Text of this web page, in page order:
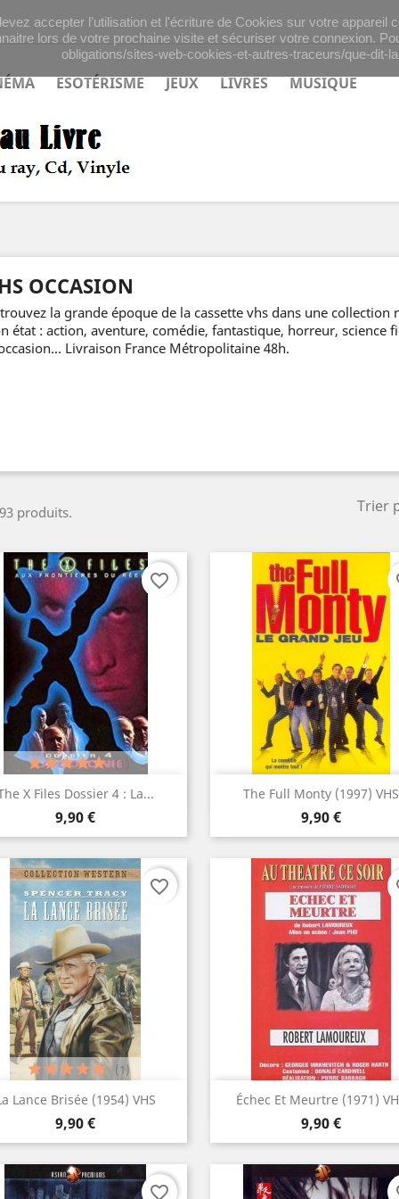
accepter l’utilisation et l'écriture de Cookies sur votre
lors de votre prochaine visite et sécuriser votre connexion.
obligations/sites-web-cookies-et-autres-traceurs/que-dit-
ESOTÉRISME JEUX LIVRES MUSIQUE
OCCASION
la grande époque de la cassette vhs dans une collection
état : action, aventure, comédie, fantastique, horreur, science
Livraison France Métropolitaine 48h.
produits.
Trier
X Files Dossier 4 : La...
Prix
9,90 €
(1)
Aperçu rapide
favorite_border
The Full Monty (1997) VHS
Prix
9,90 €
Aperçu rapide
Lance Brisée (1954) VHS
Prix
9,90 €
(1)
Aperçu rapide
favorite_border
Échec Et Meurtre (1971)
Prix
9,90 €
Aperçu rapide
favorite_border